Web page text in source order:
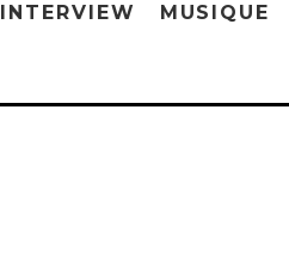
INTERVIEW MUSIQUE